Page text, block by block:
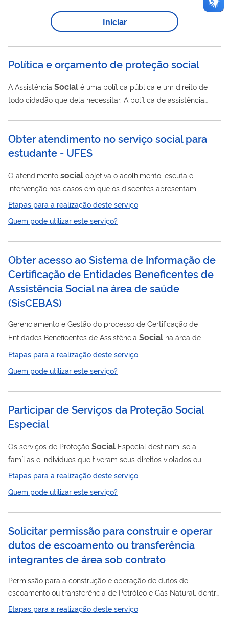
Iniciar
Política e orçamento de proteção social
A Assistência Social é uma política pública e um direito de
todo cidadão que dela necessitar. A política de assistência
Nacional de AssistênciaSocial(SUAS). Conheça abaixo as
ações e serviços do Governo Federal relativos à Assistência
SNAS, responsável pela...
Obter atendimento no serviço social para
estudante - UFES
O atendimento social objetiva o acolhimento, escuta e
intervenção nos casos em que os discentes apresentam
demandas relacionadas às expressões da Questão
de serviçosocialque atua na Assistência Estudantil da UFES.
Etapas para a realização deste serviço
Quem pode utilizar este serviço?
Obter acesso ao Sistema de Informação de
Certificação de Entidades Beneficentes de
Assistência Social na área de saúde
(SisCEBAS)
Gerenciamento e Gestão do processo de Certificação de
Entidades Beneficentes de Assistência Social na área de
saúde, Processo de supervisão das entidades certificadas
Fortalecimento das Entidades Privadas Filantrópicas e
Entidades Sem Fins Lucrativos que atuam na área da Saúde e
Saúde (PROSUS) .
Etapas para a realização deste serviço
Quem pode utilizar este serviço?
Participar de Serviços da Proteção Social
Especial
Os serviços de Proteção Social Especial destinam-se a
famílias e indivíduos que tiveram seus direitos violados ou
ameaçados. São serviços que requerem o acompanhamento
familiar e individual e identificação de novos riscos, ou o seu
agravamento, e adoção de diferentes estratégias protetivas,
assistênciasocialou demais serviços públicos existentes no
município, também são...
Etapas para a realização deste serviço
Quem pode utilizar este serviço?
Solicitar permissão para construir e operar
dutos de escoamento ou transferência
integrantes de área sob contrato
Permissão para a construção e operação de dutos de
escoamento ou transferência de Petróleo e Gás Natural, dentre
outros fluidos, integrantes de Área sob
Etapas para a realização deste serviço